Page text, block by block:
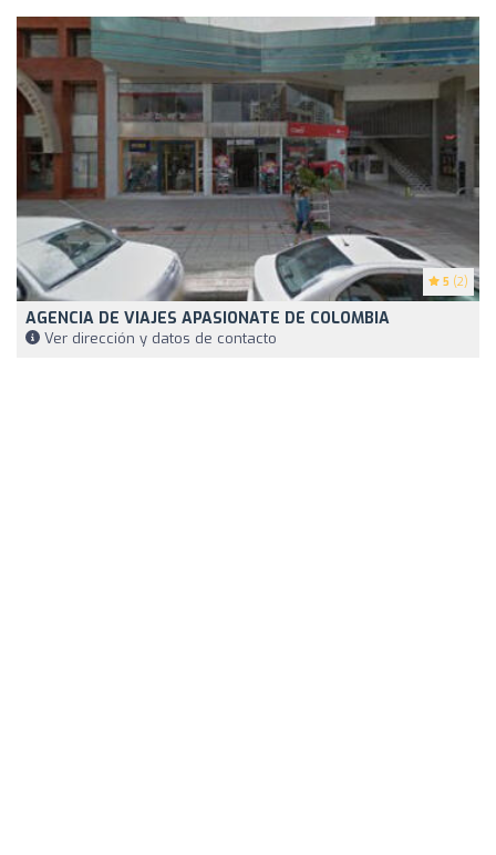
5 (2)
AGENCIA DE VIAJES APASIONATE DE COLOMBIA
Ver dirección y datos de contacto